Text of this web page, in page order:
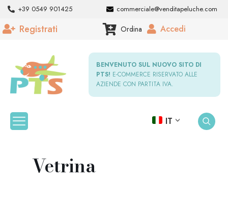
+39 0549 901425 commerciale@venditapeluche.com
Registrati Ordina Accedi
BENVENUTO SUL NUOVO SITO DI
PTS! E-COMMERCE RISERVATO ALLE
AZIENDE CON PARTITA IVA.
IT
Vetrina